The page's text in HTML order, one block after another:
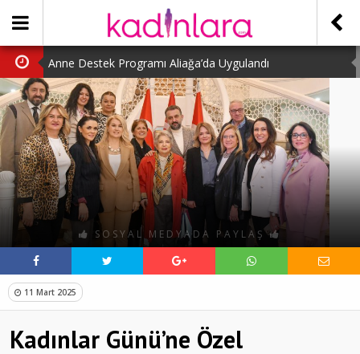
Anne Destek Programı Aliağa’da Uygulandı
Türk Halk Oyunları Topluluğu Büyüledi
Kübra Kuş “Kadınlar Sporda Öncü ve Güçlü”
Çocuklara Özel Kaplumbağa Etkinliği
Kübra Engellilere Umut Oluyor
SOSYAL MEDYADA PAYLAŞ
11 Mart 2025
Kadınlar Günü’ne Özel